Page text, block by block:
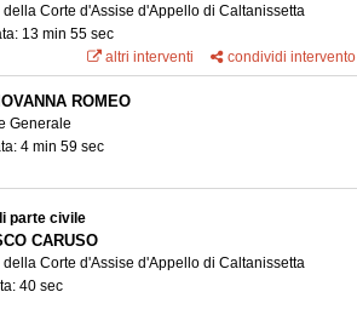
della Corte d'Assise d'Appello di Caltanissetta
13 min 55 sec
altri interventi
condividi intervento
ROMEO
Generale
4 min 59 sec
parte civile
CARUSO
della Corte d'Assise d'Appello di Caltanissetta
40 sec